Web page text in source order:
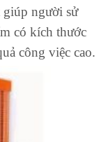
giúp người sử
có kích thước
công việc cao.